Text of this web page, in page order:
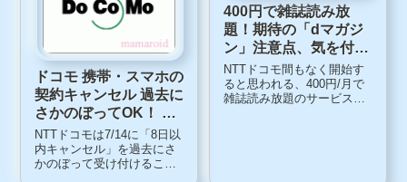
ドコモ 携帯・スマホの
契約キャンセル 過去に
さかのぼってOK！ た
だし条件・注意点あり
NTTドコモは7/14に「8日以
内キャンセル」を過去にさ
かのぼって受け付けること
400円で雑誌読み放
題！期待の「dマガジ
ン」注意点、気を付け
たいこと
NTTドコモ間もなく開始す
ると思われる、400円/月で
雑誌読み放題のサービス